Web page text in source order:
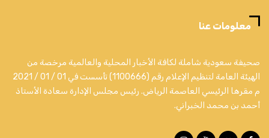
معلومات عنا
صحيفة سعودية شاملة لكافة الأخبار المحلية والعالمية مرخصة من
الهيئة العامة لتنظيم الإعلام رقم (1100666) تأسست في 01 / 01 / 2021
م مقرها الرئيسي العاصمة الرياض. رئيس مجلس الإدارة سعادة الأستاذ
أحمد بن محمد الخبراني.